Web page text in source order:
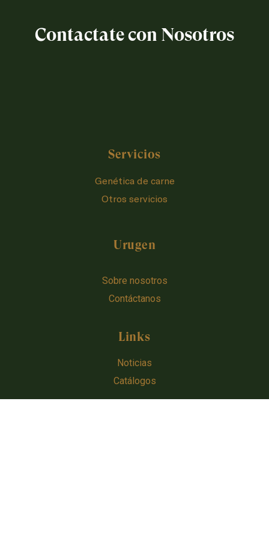
Contactate con Nosotros
Servicios
Genética de carne
Otros servicios
Urugen
Sobre nosotros
Contáctanos
Links
Noticias
Catálogos